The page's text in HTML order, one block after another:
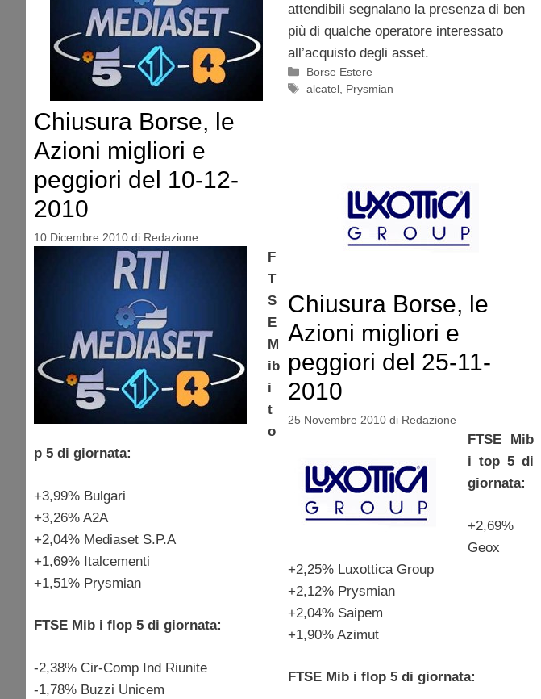
attendibili segnalano la presenza di ben
più di qualche operatore interessato
all’acquisto degli asset.
Categorie
Borse Estere
Tag
alcatel Prysmian
Chiusura Borse, le
Azioni migliori e
peggiori del 10-12-
2010
10 Dicembre 2010 di Redazione
F
T
S
E
M
ib
i
t
o
p 5 di giornata:
+3,99% Bulgari
+3,26% A2A
+2,04% Mediaset S.P.A
+1,69% Italcementi
+1,51% Prysmian
FTSE Mib i flop 5 di giornata:
-2,38% Cir-Comp Ind Riunite
-1,78% Buzzi Unicem
Chiusura Borse, le
Azioni migliori e
peggiori del 25-11-
2010
25 Novembre 2010 di Redazione
FTSE Mib
i top 5 di
giornata:
+2,69%
Geox
+2,25% Luxottica Group
+2,12% Prysmian
+2,04% Saipem
+1,90% Azimut
FTSE Mib i flop 5 di giornata: